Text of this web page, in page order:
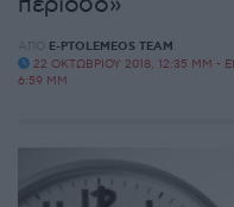
ΑΠΌ E-PTOLEMEOS TEAM
22 ΟΚΤΩΒΡΊΟΥ 2018, 12:35 ΜΜ -
6:59 ΜΜ